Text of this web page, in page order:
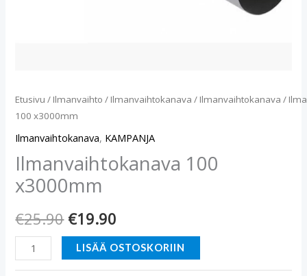
Etusivu / Ilmanvaihto / Ilmanvaihtokanava / Ilmanvaihtokanava /
100 x3000mm
Ilmanvaihtokanava, KAMPANJA
Ilmanvaihtokanava 100
x3000mm
€25.90 €19.90
LISÄÄ OSTOSKORIIN